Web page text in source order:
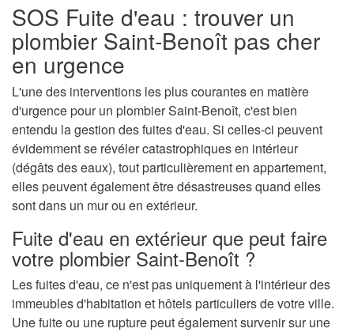
SOS Fuite d'eau : trouver un
plombier Saint-Benoît pas cher
en urgence
L'une des interventions les plus courantes en matière
d'urgence pour un plombier Saint-Benoît, c'est bien
entendu la gestion des fuites d'eau. Si celles-ci peuvent
évidemment se révéler catastrophiques en intérieur
(dégâts des eaux), tout particulièrement en appartement,
elles peuvent également être désastreuses quand elles
sont dans un mur ou en extérieur.
Fuite d'eau en extérieur que peut faire
votre plombier Saint-Benoît ?
Les fuites d'eau, ce n'est pas uniquement à l'intérieur des
immeubles d'habitation et hôtels particuliers de votre ville.
Une fuite ou une rupture peut également survenir sur une